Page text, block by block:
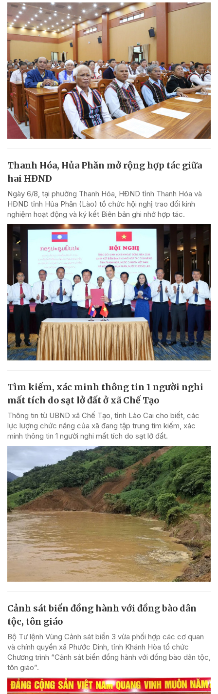
Thanh Hóa, Hủa Phăn mở rộng hợp tác giữa
hai HĐND
Ngày 6/8, tại phường Thanh Hóa, HĐND tỉnh Thanh Hóa và
HĐND tỉnh Hủa Phăn (Lào) tổ chức hội nghị trao đổi kinh
nghiệm hoạt động và ký kết Biên bản ghi nhớ hợp tác.
Tìm kiếm, xác minh thông tin 1 người nghi
mất tích do sạt lở đất ở xã Chế Tạo
Thông tin từ UBND xã Chế Tạo, tỉnh Lào Cai cho biết, các
lực lượng chức năng của xã đang tập trung tìm kiếm, xác
minh thông tin 1 người nghi mất tích do sạt lở đất.
Cảnh sát biển đồng hành với đồng bào dân
tộc, tôn giáo
Bộ Tư lệnh Vùng Cảnh sát biển 3 vừa phối hợp các cơ quan
và chính quyền xã Phước Dinh, tỉnh Khánh Hòa tổ chức
Chương trình “Cảnh sát biển đồng hành với đồng bào dân tộc,
tôn giáo”.